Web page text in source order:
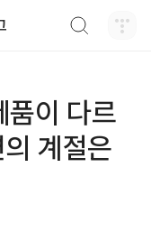
품이 다르
계절은